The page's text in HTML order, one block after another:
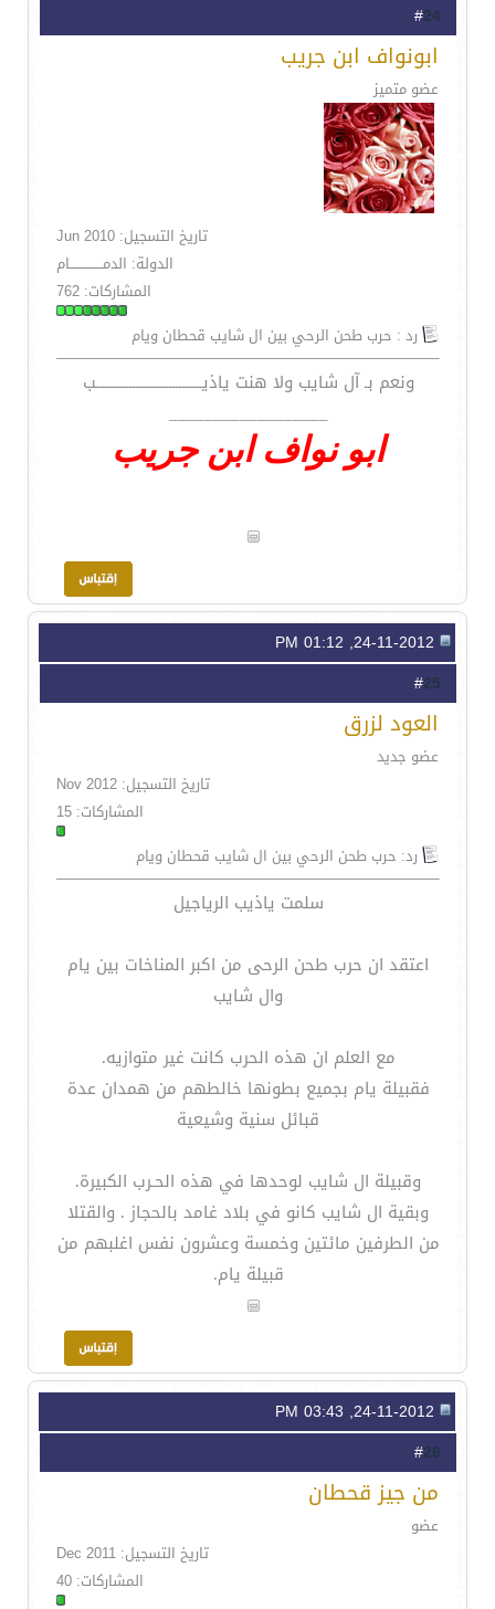
24
ابونواف ابن جريب
عضو متميز
تاريخ التسجيل: Jun 2010
الدولة: الدمـــــــــــــــام
المشاركات: 762
رد : حرب طحن الرحي بين ال شايب قحطان ويام
ونعم بـ آل شايب ولا هنت ياذيــــــــــــــــــــــــــــــــب
__________________
ابو نواف ابن جريب
25
العود لزرق
عضو جديد
تاريخ التسجيل: Nov 2012
المشاركات: 15
رد: حرب طحن الرحي بين ال شايب قحطان ويام
سلمت ياذيب الرياجيل
اعتقد ان حرب طحن الرحى من اكبر المناخات بين يام
وال شايب
مع العلم ان هذه الحرب كانت غير متوازيه.
فقبيلة يام بجميع بطونها خالطهم من همدان عدة
قبائل سنية وشيعية
وقبيلة ال شايب لوحدها في هذه الحـرب الكبيرة.
وبقية ال شايب كانو في بلاد غامد بالحجاز . والقتلا
من الطرفين مائتين وخمسة وعشرون نفس اغلبهم من
قبيلة يام.
26
من جيز قحطان
عضو
تاريخ التسجيل: Dec 2011
المشاركات: 40